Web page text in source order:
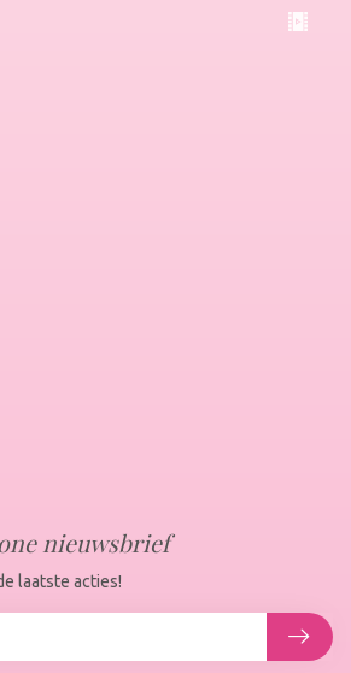
nieuwsbrief
laatste acties!